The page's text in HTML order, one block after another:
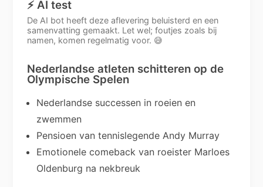
⚡ AI test
De AI bot heeft deze aflevering beluisterd en een
samenvatting gemaakt. Let wel; foutjes zoals bij
namen, komen regelmatig voor. 😅
Nederlandse atleten schitteren op de
Olympische Spelen
Nederlandse successen in roeien en
zwemmen
Pensioen van tennislegende Andy Murray
Emotionele comeback van roeister Marloes
Oldenburg na nekbreuk